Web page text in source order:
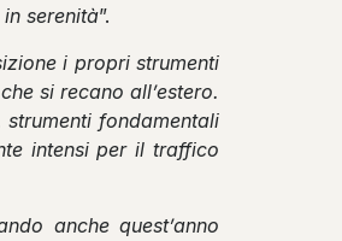
serenità”.
i propri strumenti
si recano all’estero.
fondamentali
intensi per il traffico
anche quest’anno